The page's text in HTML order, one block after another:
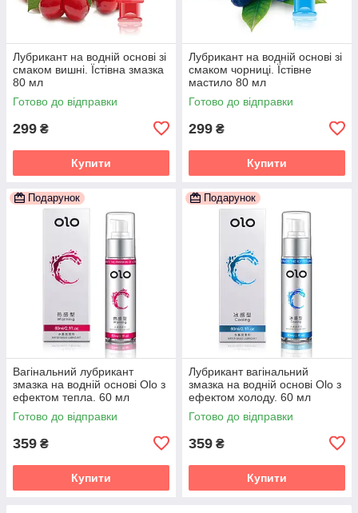
Лубрикант на водній основі зі
смаком вишні. Їстівна змазка
80 мл
Готово до відправки
299 ₴
Купити
Лубрикант на водній основі зі
смаком чорниці. Їстівне
мастило 80 мл
Готово до відправки
299 ₴
Купити
Подарунок
Вагінальний лубрикант
змазка на водній основі Olo з
ефектом тепла. 60 мл
Готово до відправки
359 ₴
Купити
Подарунок
Лубрикант вагінальний
змазка на водній основі Olo з
ефектом холоду. 60 мл
Готово до відправки
359 ₴
Купити